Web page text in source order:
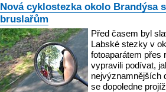
Nová cyklostezka okolo Brandýsa
bruslařům
Před časem byl
Labské stezky v
fotoaparátem přes
vypravili podívat,
nejvýznamnějších
se dopoledne